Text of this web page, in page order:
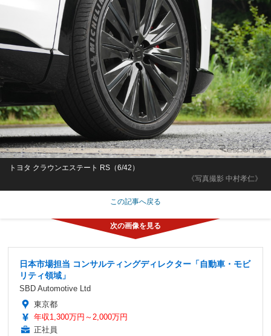
《写真撮影 中村孝仁》
トヨタ クラウンエステート RS（6/42）
この記事へ戻る
日本市場担当 コンサルティングディレクター「自動車・モビ
リティ領域」
SBD Automotive Ltd
東京都
年収1,300万円～2,000万円
正社員